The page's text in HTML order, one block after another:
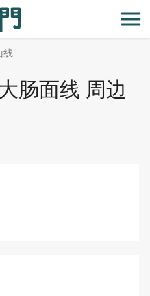
开
线
肠面线 周边